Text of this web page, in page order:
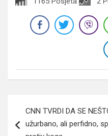
članaka
CNN TVRDI DA SE
užurbano, ali perfidno,